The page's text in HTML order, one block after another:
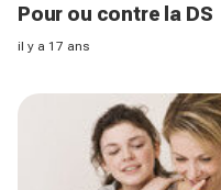
Pour ou contre la DS
il y a 17 ans